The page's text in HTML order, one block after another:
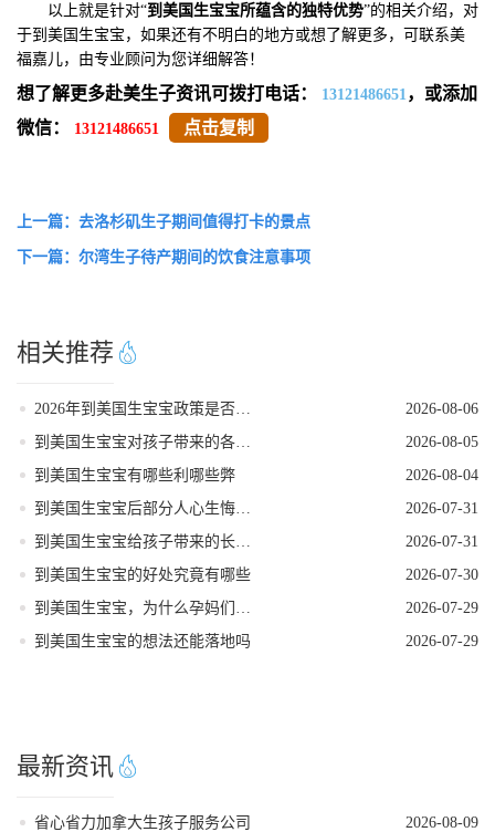
以上就是针对“到美国生宝宝所蕴含的独特优势”的相关介绍，对
于到美国生宝宝，如果还有不明白的地方或想了解更多，可联系美
福嘉儿，由专业顾问为您详细解答！
想了解更多赴美生子资讯可拨打电话： 13121486651 ，或添加
微信：
13121486651 点击复制
上一篇：去洛杉矶生子期间值得打卡的景点
下一篇：尔湾生子待产期间的饮食注意事项
相关推荐
2026-08-06
2026-08-05
到美国生宝宝有哪些利哪些弊
2026-08-04
2026-07-31
2026-07-31
到美国生宝宝的好处究竟有哪些
2026-07-30
2026-07-29
到美国生宝宝的想法还能落地吗
2026-07-29
最新资讯
省心省力加拿大生孩子服务公司
2026-08-09